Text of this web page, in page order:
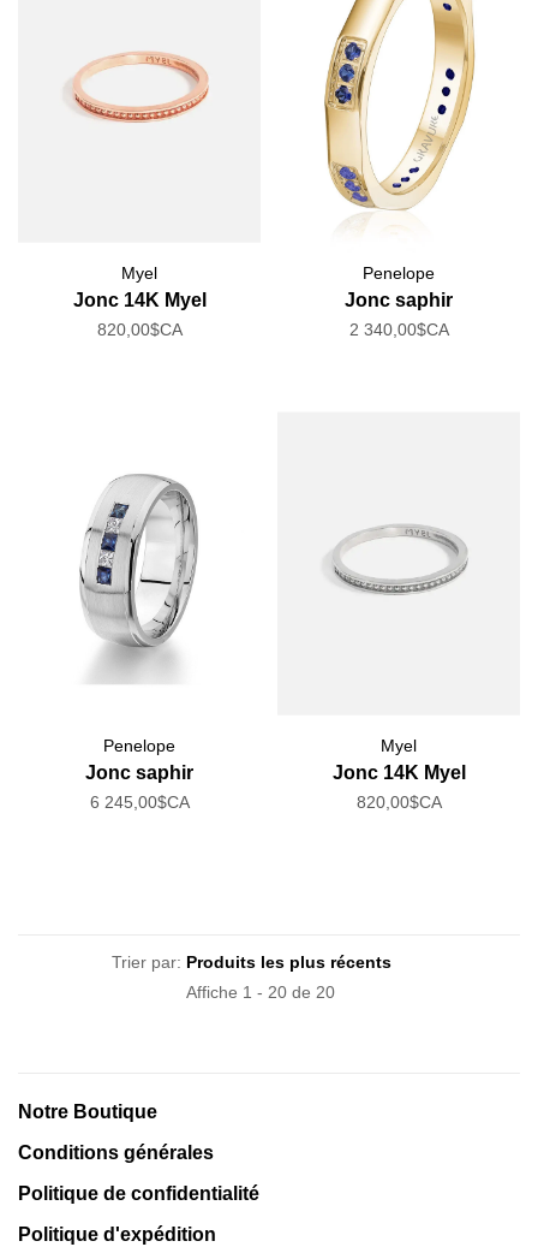
Myel
Jonc 14K Myel
820,00$CA
Penelope
Jonc saphir
2 340,00$CA
Penelope
Jonc saphir
6 245,00$CA
Myel
Jonc 14K Myel
820,00$CA
Trier par:
Affiche 1 - 20 de 20
Notre Boutique
Conditions générales
Politique de confidentialité
Politique d'expédition